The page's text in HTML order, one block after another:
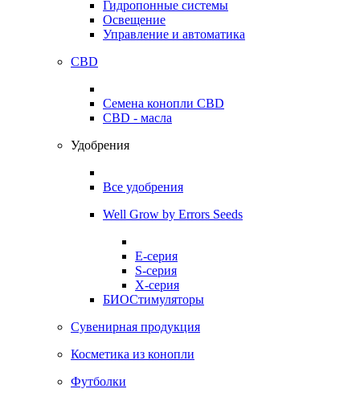
Гидропонные системы
Освещение
Управление и автоматика
CBD
Семена конопли CBD
CBD - масла
Удобрения
Все удобрения
Well Grow by Errors Seeds
E-серия
S-серия
X-серия
БИОСтимуляторы
Сувенирная продукция
Косметика из конопли
Футболки